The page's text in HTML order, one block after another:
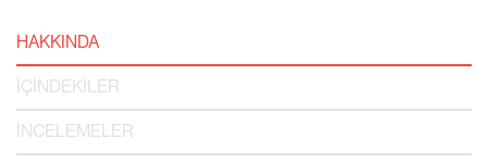
HAKKINDA
İÇİNDEKİLER
İNCELEMELER